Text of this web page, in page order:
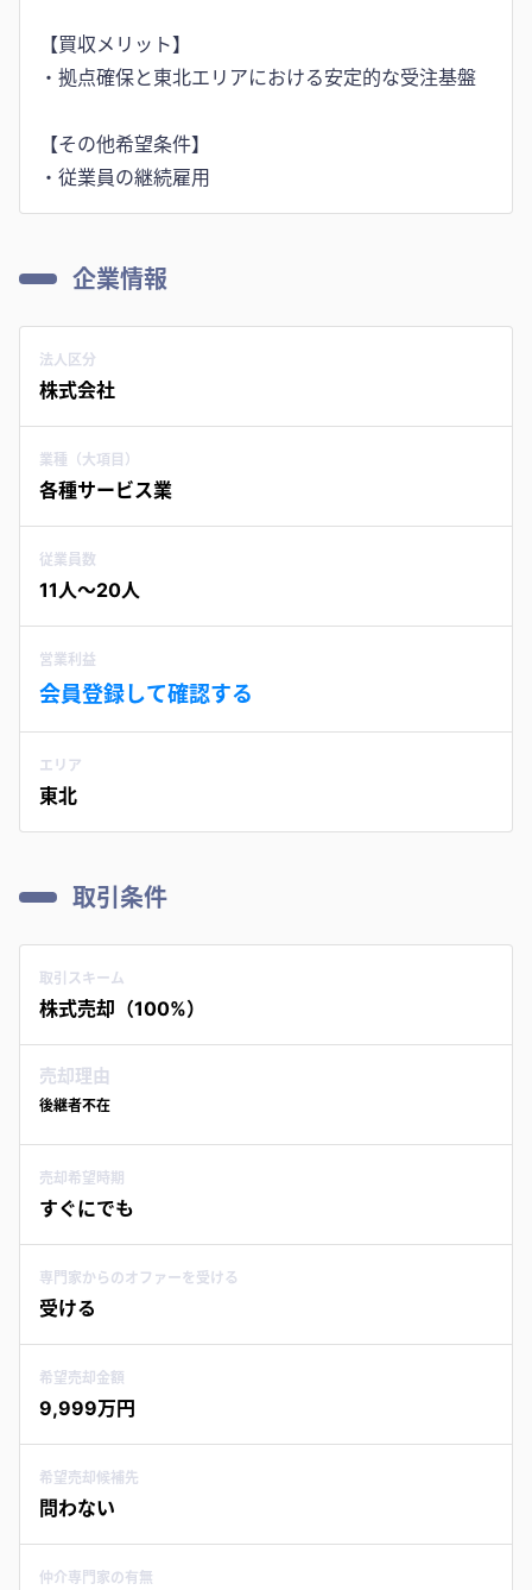
【買収メリット】
・拠点確保と東北エリアにおける安定的な受注基盤
【その他希望条件】
・従業員の継続雇用
企業情報
法人区分
株式会社
業種（大項目）
各種サービス業
従業員数
11人〜20人
営業利益
会員登録して確認する
エリア
東北
取引条件
取引スキーム
株式売却（100%）
売却理由
後継者不在
売却希望時期
すぐにでも
専門家からのオファーを受ける
受ける
希望売却金額
9,999万円
希望売却候補先
問わない
仲介専門家の有無